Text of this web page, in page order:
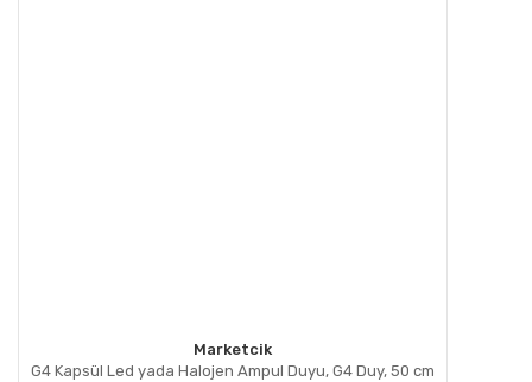
Marketcik
G4 Kapsül Led yada Halojen Ampul Duyu, G4 Duy, 50 cm